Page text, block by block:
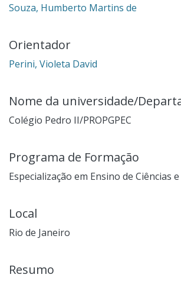
Souza, Humberto Martins de
Orientador
Perini, Violeta David
Nome da universidade/
Colégio Pedro II/PROPGPEC
Programa de Formação
Especialização em Ensino de Ciências
Local
Rio de Janeiro
Resumo